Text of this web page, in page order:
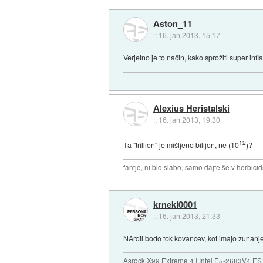
Aston_11
:: 16. jan 2013, 15:17
Verjetno je to način, kako sprožiti super
Alexius Heristalski
:: 16. jan 2013, 19:30
Ta "trillion" je mišljeno bilijon, ne (1012)?
fantje, ni blo slabo, samo dajte še v
krneki0001
:: 16. jan 2013, 21:33
NArdil bodo tok kovancev, kot imajo
Asrock X99 Extreme 4 | Intel E5-2683V4